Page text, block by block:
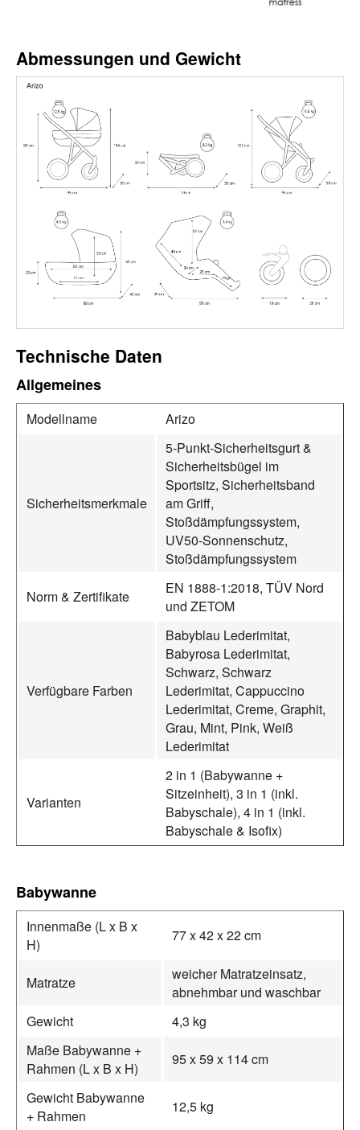
Abmessungen und Gewicht
Technische Daten
Allgemeines
Modellname Arizo
Sicherheitsmerkmale
5-Punkt-Sicherheitsgurt &
Sicherheitsbügel im
Sportsitz, Sicherheitsband
am Griff,
Stoßdämpfungssystem,
UV50-Sonnenschutz,
Stoßdämpfungssystem
Norm & Zertifikate
EN 1888-1:2018, TÜV Nord
und ZETOM
Verfügbare Farben
Babyblau Lederimitat,
Babyrosa Lederimitat,
Schwarz, Schwarz
Lederimitat, Cappuccino
Lederimitat, Creme, Graphit,
Grau, Mint, Pink, Weiß
Lederimitat
Varianten
2 in 1 (Babywanne +
Sitzeinheit), 3 in 1 (inkl.
Babyschale), 4 in 1 (inkl.
Babyschale & Isofix)
Babywanne
Innenmaße (L x B x
H)
77 x 42 x 22 cm
Matratze
weicher Matratzeinsatz,
abnehmbar und waschbar
Gewicht
4,3 kg
Maße Babywanne +
Rahmen (L x B x H)
95 x 59 x 114 cm
Gewicht Babywanne
+ Rahmen
12,5 kg